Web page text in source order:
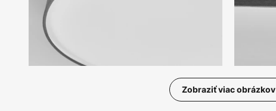
Zobraziť viac obrázkov